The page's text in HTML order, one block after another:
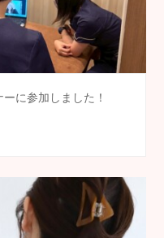
に参加しました！